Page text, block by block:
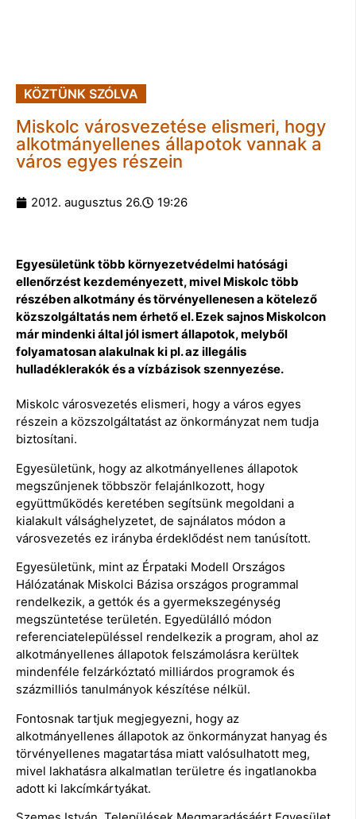
KÖZTÜNK SZÓLVA
Miskolc városvezetése elismeri, hogy
alkotmányellenes állapotok vannak a
város egyes részein
2012. augusztus 26. 19:26
Egyesületünk több környezetvédelmi hatósági
ellenőrzést kezdeményezett, mivel Miskolc több
részében alkotmány és törvényellenesen a kötelező
közszolgáltatás nem érhető el. Ezek sajnos Miskolcon
már mindenki által jól ismert állapotok, melyből
folyamatosan alakulnak ki pl. az illegális
hulladéklerakók és a vízbázisok szennyezése.
Miskolc városvezetés elismeri, hogy a város egyes
részein a közszolgáltatást az önkormányzat nem tudja
biztosítani.
Egyesületünk, hogy az alkotmányellenes állapotok
megszűnjenek többször felajánlkozott, hogy
együttműködés keretében segítsünk megoldani a
kialakult válsághelyzetet, de sajnálatos módon a
városvezetés ez irányba érdeklődést nem tanúsított.
Egyesületünk, mint az Érpataki Modell Országos
Hálózatának Miskolci Bázisa országos programmal
rendelkezik, a gettók és a gyermekszegénység
megszüntetése területén. Egyedülálló módon
referenciatelepüléssel rendelkezik a program, ahol az
alkotmányellenes állapotok felszámolásra kerültek
mindenféle felzárkóztató milliárdos programok és
százmilliós tanulmányok készítése nélkül.
Fontosnak tartjuk megjegyezni, hogy az
alkotmányellenes állapotok az önkormányzat hanyag és
törvényellenes magatartása miatt valósulhatott meg,
mivel lakhatásra alkalmatlan területre és ingatlanokba
adott ki lakcímkártyákat.